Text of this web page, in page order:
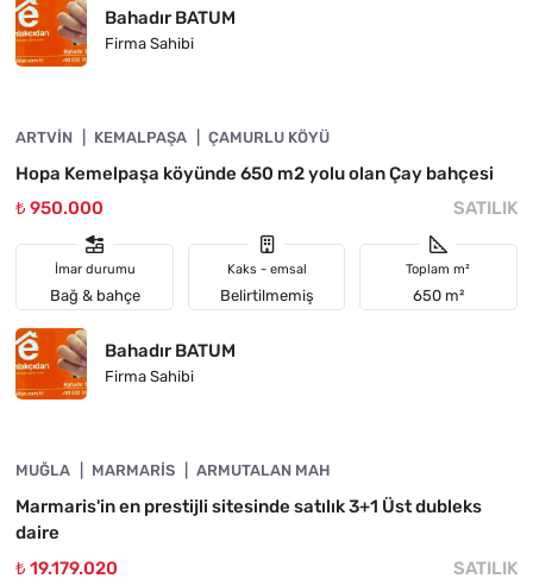
Bahadır BATUM
Firma Sahibi
ACIL
ARTVIN KEMALPAŞA ÇAMURLU KÖYÜ
Hopa Kemelpaşa köyünde 650 m2 yolu olan Çay bahçesi
₺ 950.000
SATILIK
İmar durumu
Bağ & bahçe
Kaks - emsal
Belirtilmemiş
Toplam m²
650 m²
Bahadır BATUM
Firma Sahibi
YATIRIMA UYGUN
MUĞLA MARMARIS ARMUTALAN MAH
Marmaris'in en prestijli sitesinde satılık 3+1 Üst dubleks
daire
₺ 19.179.020
SATILIK